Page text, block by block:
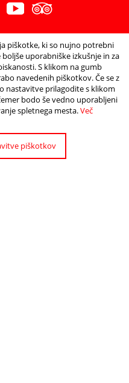
piškotke, ki so nujno potrebni
uporabniške izkušnje in za
S klikom na gumb
navedenih piškotkov. Če se z
nastavitve prilagodite s klikom
bodo še vedno uporabljeni
spletnega mesta.Več
piškotkov